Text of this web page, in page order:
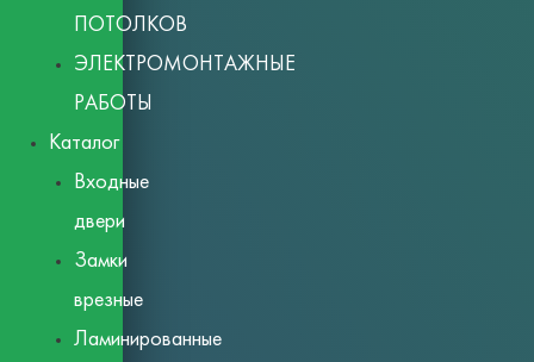
ПОТОЛКОВ
ЭЛЕКТРОМОНТАЖНЫЕ
РАБОТЫ
Каталог
Входные
двери
Замки
врезные
Ламинированные